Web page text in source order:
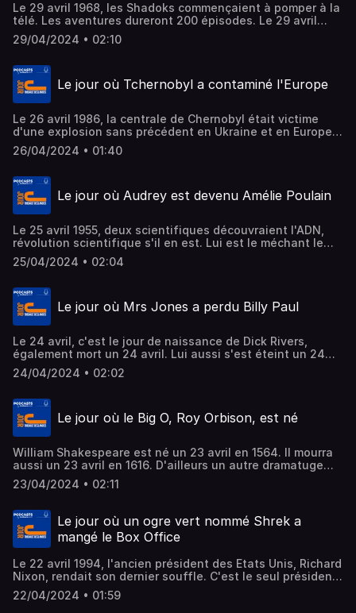
Le 29 avril 1968, les Shadoks commençaient à pomper à la
télé. Les aventures dureront 200 épisodes. Le 29 avril
1961, l'opéra se découvrait une rockstar, un certain
Luciano Pavarotti. Et puis, Fred Chichin aurait eu 70 ans,
Mitsouko
29/04/2024 • 02:10
Le jour où Tchernobyl a contaminé l'Europe
Le 26 avril 1986, la centrale de Chernobyl était victime
d'une explosion sans précédent en Ukraine et en Europe.
Le 26 avril 1924 naissait Guy Moquet, martyr de la
résistance à 17 ans, fusillé par les nazis. Plus léger, le 26
26/04/2024 • 01:40
Le jour où Audrey est devenu Amélie Poulain
Le 25 avril 1955, deux scientifiques découvraient l'ADN,
révolution scientifique s'il en est. Lui est le méchant le
plus célèbre, le joker fête son anniversaire aujourd'hui. On
l'a vu pour la 1ère fois le 25 avril 1940, dans les aventures
Poulain sortait au cinéma révêlant un musicien et une
actrice
25/04/2024 • 02:04
Le jour où Mrs Jones a perdu Billy Paul
Le 24 avril, c'est le jour de naissance de Dick Rivers,
également mort un 24 avril. Lui aussi s'est éteint un 24
avril, en 2016, Billy Paul a laissé à la musique
l'exceptionnel Me and Mrs Jones. Enfin, le 24 avril, c'est
sur scène. Elle est une icône de la chanson française.
24/04/2024 • 02:02
Le jour où le Big O, Roy Orbison, est né
William Shakespeare est né un 23 avril en 1564. Il mourra
aussi un 23 avril en 1616. D'ailleurs un autre dramatuge
est mort ce 23 avril 1616, il s'agit de Miguel de Cervantès.
Le 23 avril 1919, la journée de 8 heures de travail arrivait
semaines. Enfin, le Big O aurait eu 88 ans. Il était le
meilleur chanteur du monde selon Elvis.
23/04/2024 • 02:11
Le jour où un ogre vert nommé Shrek a
mangé le Box Office
Le 22 avril 1994, l'ancien président des Etats Unis, Richard
Nixon, rendait son dernier souffle. C'est le seul président
de l'histoire US à avoir démissionné. Le 22 avril 2001,
Shrek arrivait dans les cinéma. Depuis ce premier opus, il y
22/04/2024 • 01:59